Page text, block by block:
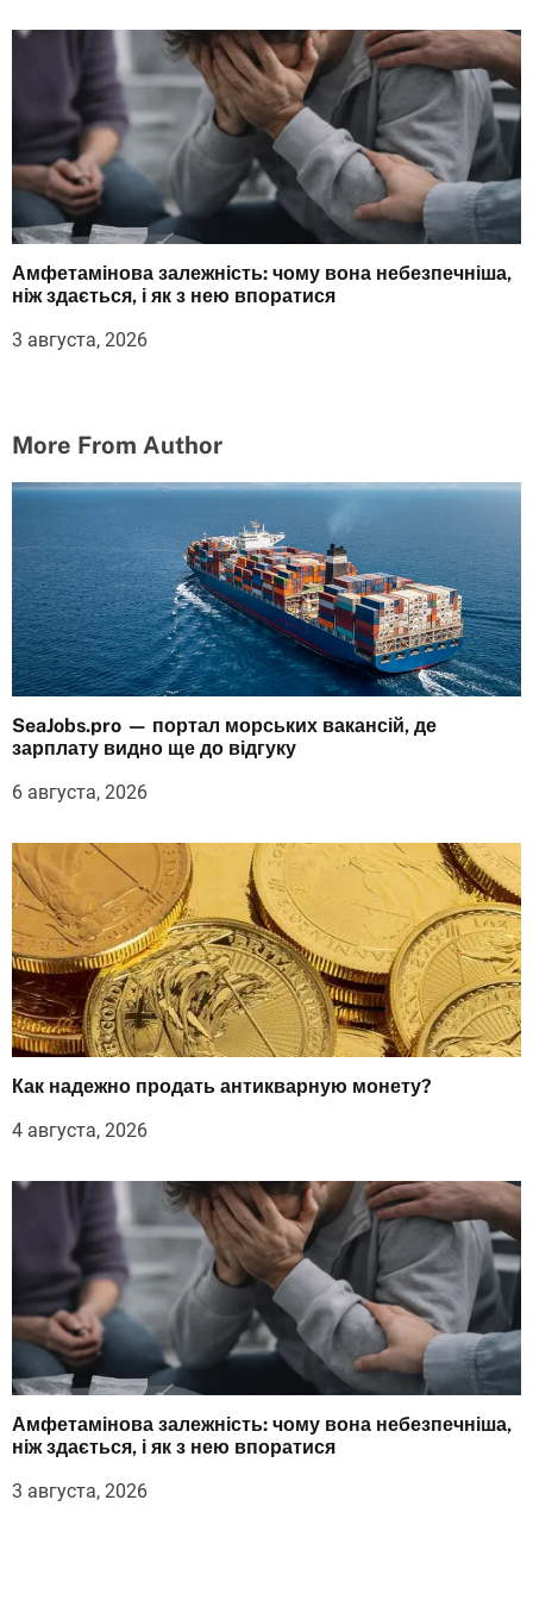
Амфетамінова залежність: чому вона небезпечніша,
ніж здається, і як з нею впоратися
3 августа, 2026
More From Author
SeaJobs.pro — портал морських вакансій, де
зарплату видно ще до відгуку
6 августа, 2026
Как надежно продать антикварную монету?
4 августа, 2026
Амфетамінова залежність: чому вона небезпечніша,
ніж здається, і як з нею впоратися
3 августа, 2026